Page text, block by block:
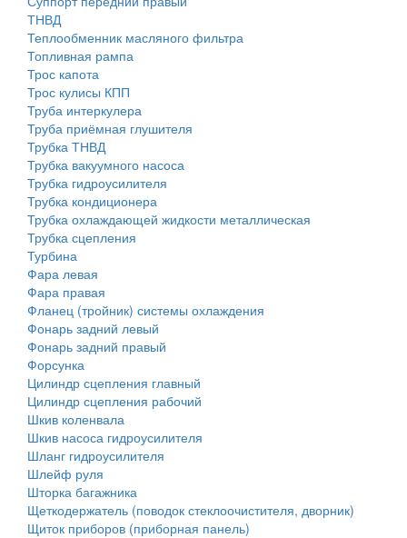
ТНВД
Теплообменник масляного фильтра
Топливная рампа
Трос капота
Трос кулисы КПП
Труба интеркулера
Труба приёмная глушителя
Трубка ТНВД
Трубка вакуумного насоса
Трубка гидроусилителя
Трубка кондиционера
Трубка охлаждающей жидкости металлическая
Трубка сцепления
Турбина
Фара левая
Фара правая
Фланец (тройник) системы охлаждения
Фонарь задний левый
Фонарь задний правый
Форсунка
Цилиндр сцепления главный
Цилиндр сцепления рабочий
Шкив коленвала
Шкив насоса гидроусилителя
Шланг гидроусилителя
Шлейф руля
Шторка багажника
Щеткодержатель (поводок стеклоочистителя, дворник)
Щиток приборов (приборная панель)